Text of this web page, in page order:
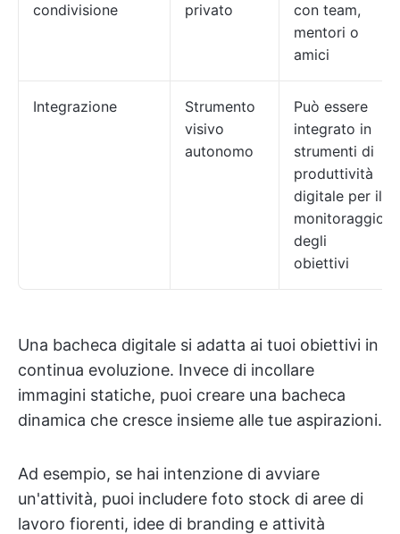
condivisione
privato
con team,
mentori o
amici
Integrazione
Strumento
visivo
autonomo
Può essere
integrato in
strumenti di
produttività
digitale per il
monitoraggio
degli
obiettivi
Una bacheca digitale si adatta ai tuoi obiettivi in
continua evoluzione. Invece di incollare
immagini statiche, puoi creare una bacheca
dinamica che cresce insieme alle tue aspirazioni.
Ad esempio, se hai intenzione di avviare
un'attività, puoi includere foto stock di aree di
lavoro fiorenti, idee di branding e attività